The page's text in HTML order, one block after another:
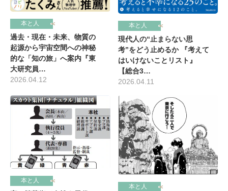
本と人
過去・現在・未来、物質の
起源から宇宙空間への神秘
的な「知の旅」へ案内『東
大研究員…
2026.04.12
本と人
現代人の“止まらない思
考”をどう止めるか 『考えて
はいけないことリスト』
【総合3…
2026.04.11
本と人
本と人